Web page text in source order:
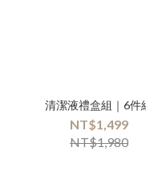
清潔液禮盒組｜6件
NT$1,499
NT$1,980